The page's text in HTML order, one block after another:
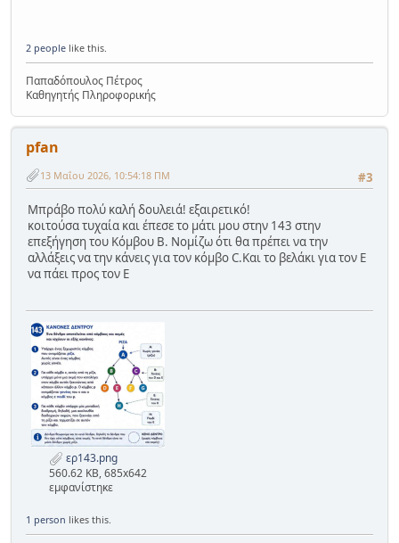
2 people like this.
Παπαδόπουλος Πέτρος
Καθηγητής Πληροφορικής
pfan
#3
13 Μαΐου 2026, 10:54:18 ΠΜ
Μπράβο πολύ καλή δουλειά! εξαιρετικό!
κοιτούσα τυχαία και έπεσε το μάτι μου στην 143 στην
επεξήγηση του Κόμβου Β. Νομίζω ότι θα πρέπει να την
αλλάξεις να την κάνεις για τον κόμβο C.Και το βελάκι για τον Ε
να πάει προς τον Ε
ερ143.png
560.62 KB, 685x642
εμφανίστηκε
1 person likes this.